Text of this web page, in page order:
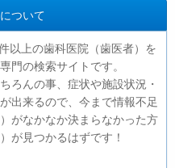
ついて
以上の歯科医院（歯医者）を
門の検索サイトです。
ろんの事、症状や施設状況・
出来るので、今まで情報不足
がなかなか決まらなかった方
が見つかるはずです！